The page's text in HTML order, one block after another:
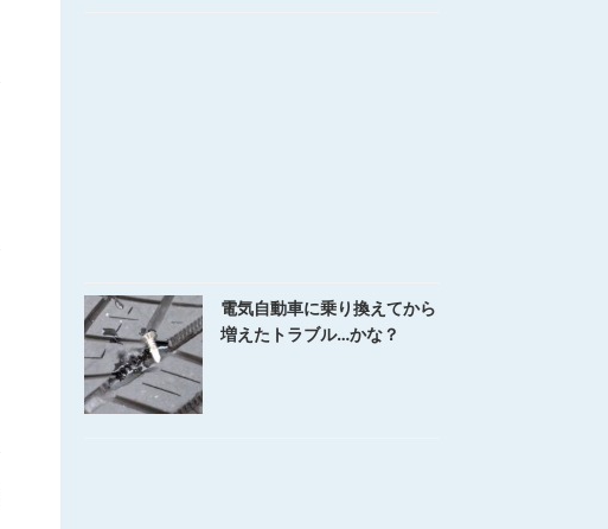
電気自動車に乗り換えてから
増えたトラブル…かな？